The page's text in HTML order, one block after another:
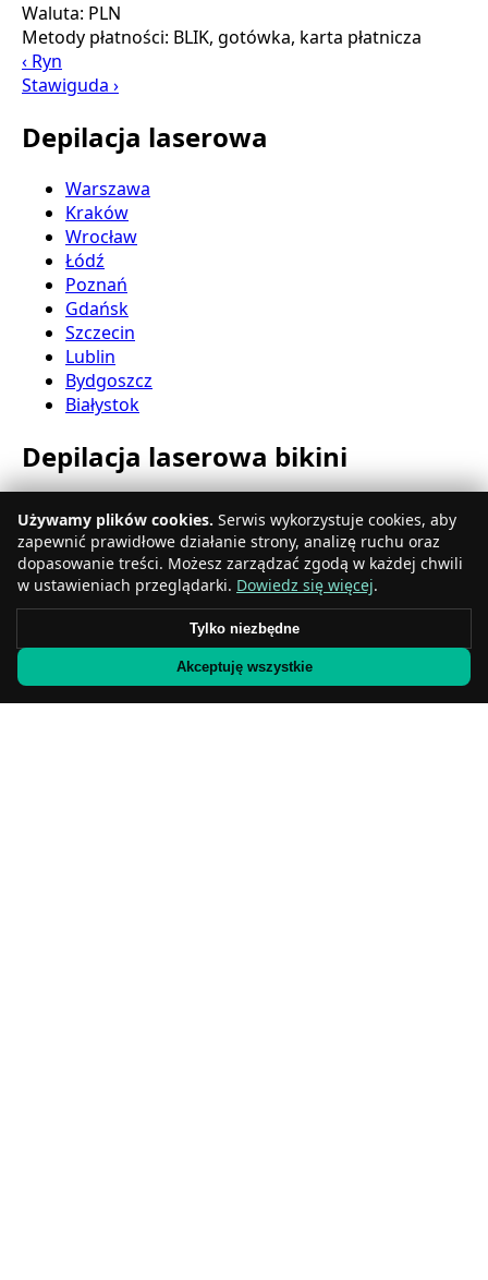
Waluta: PLN
Metody płatności: BLIK, gotówka, karta płatnicza
‹ Ryn
Stawiguda ›
Depilacja laserowa
Warszawa
Kraków
Wrocław
Łódź
Poznań
Gdańsk
Szczecin
Lublin
Bydgoszcz
Białystok
Depilacja laserowa bikini
Katowice
Gdynia
Częstochowa
Radom
Rzeszów
Sosnowiec
Gliwice
Używamy plików cookies. Serwis wykorzystuje cookies, aby
zapewnić prawidłowe działanie strony, analizę ruchu oraz
dopasowanie treści. Możesz zarządzać zgodą w każdej chwili
w ustawieniach przeglądarki. Dowiedz się więcej.
Tylko niezbędne
Akceptuję wszystkie